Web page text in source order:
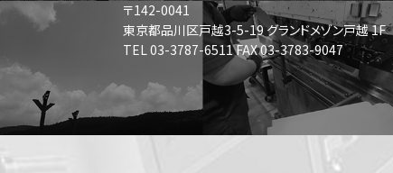
〒142-0041
東京都品川区戸越3-5-19 グランドメゾン戸越 1F
TEL 03-3787-6511 FAX 03-3783-9047